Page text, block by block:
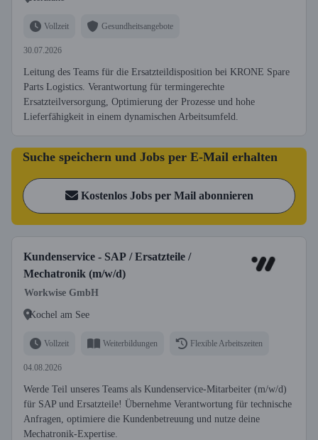
Vollzeit Gesundheitsangebote
30.07.2026
Leitung des Teams für die Ersatzteildisposition bei KRONE Spare
Parts Logistics. Verantwortung für termingerechte
Ersatzteilversorgung, Optimierung der Prozesse und hohe
Lieferfähigkeit in einem dynamischen Arbeitsumfeld.
Suche speichern und Jobs per E-Mail erhalten
Kostenlos Jobs per Mail abonnieren
Kundenservice - SAP / Ersatzteile /
Mechatronik (m/w/d)
Workwise GmbH
Kochel am See
Vollzeit Weiterbildungen Flexible Arbeitszeiten
04.08.2026
Werde Teil unseres Teams als Kundenservice-Mitarbeiter (m/w/d)
für SAP und Ersatzteile! Übernehme Verantwortung für technische
Anfragen, optimiere die Kundenbetreuung und nutze deine
Mechatronik-Expertise.